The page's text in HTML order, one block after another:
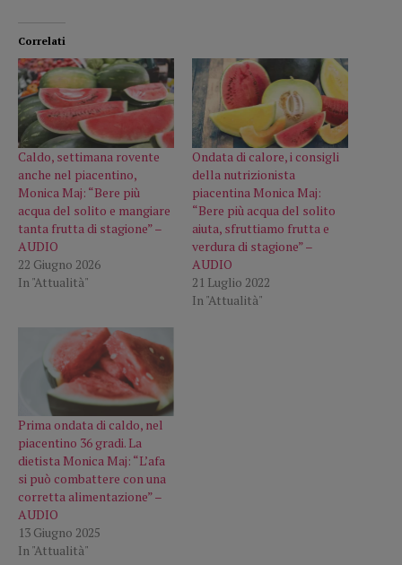
Correlati
Caldo, settimana rovente
anche nel piacentino,
Monica Maj: “Bere più
acqua del solito e mangiare
tanta frutta di stagione” –
AUDIO
22 Giugno 2026
In "Attualità"
Ondata di calore, i consigli
della nutrizionista
piacentina Monica Maj:
“Bere più acqua del solito
aiuta, sfruttiamo frutta e
verdura di stagione” –
AUDIO
21 Luglio 2022
In "Attualità"
Prima ondata di caldo, nel
piacentino 36 gradi. La
dietista Monica Maj: “L’afa
si può combattere con una
corretta alimentazione” –
AUDIO
13 Giugno 2025
In "Attualità"